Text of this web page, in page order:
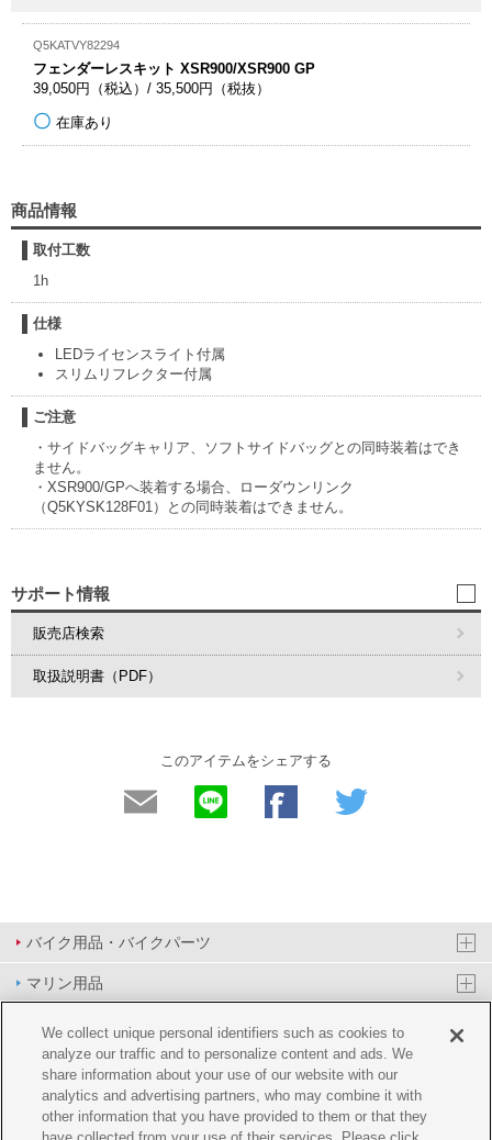
Q5KATVY82294
フェンダーレスキット XSR900/XSR900 GP
39,050円（税込）/ 35,500円（税抜）
在庫あり
商品情報
取付工数
1h
仕様
LEDライセンスライト付属
スリムリフレクター付属
ご注意
・サイドバッグキャリア、ソフトサイドバッグとの同時装着はでき
ません。
・XSR900/GPへ装着する場合、ローダウンリンク
（Q5KYSK128F01）との同時装着はできません。
サポート情報
販売店検索
取扱説明書（PDF）
このアイテムをシェアする
バイク用品・バイクパーツ
マリン用品
PAS/YPJ用品
その他用品
イベント&エンターテイメント
We collect unique personal identifiers such as cookies to
analyze our traffic and to personalize content and ads. We
share information about your use of our website with our
analytics and advertising partners, who may combine it with
other information that you have provided to them or that they